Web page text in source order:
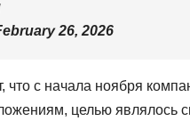
26, 2026
с начала ноября
целью являлось